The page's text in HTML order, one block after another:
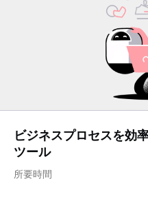
ビジネスプロセスを効
ツール
所要時間